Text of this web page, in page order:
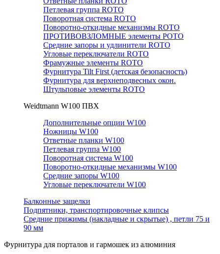
Петлевая группа ROTO
Поворотная система ROTO
Поворотно-откидные механизмы ROTO
ПРОТИВОВЗЛОМНЫЕ элементы РОТО
Средние запоры и удлинители ROTO
Угловые переключатели ROTO
Фрамужные элементы ROTO
Фурнитура Tilt First (детская безопасность)
Фурнитура для верхнеподвесных окон.
Штульповые элементы ROTO
Weidtmann W100 ПВХ
Дополнительные опции W100
Ножницы W100
Ответные планки W100
Петлевая группа W100
Поворотная система W100
Поворотно-откидные механизмы W100
Средние запоры W100
Угловые переключатели W100
Балконные защелки
Подпятники, транспортировочные клипсы
Средние прижимы (накладные и скрытые) , петли 75 и
90 мм
Фурнитура для порталов и гармошек из алюминия